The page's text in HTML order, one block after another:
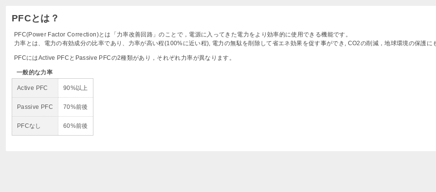
PFCとは？
PFC(Power Factor Correction)とは「力率改善回路」のことで，電源に入ってきた電力をより効率的に使用できる機能です。
力率とは、電力の有効成分の比率であり、力率が高い程(100%に近い程), 電力の無駄を削除して省エネ効果を促す事ができ, CO2の削減，地球環境の保護に
PFCにはActive PFCとPassive PFCの2種類があり，それぞれ力率が異なります。
一般的な力率
Active PFC 90%以上
Passive PFC 70%前後
PFCなし 60%前後